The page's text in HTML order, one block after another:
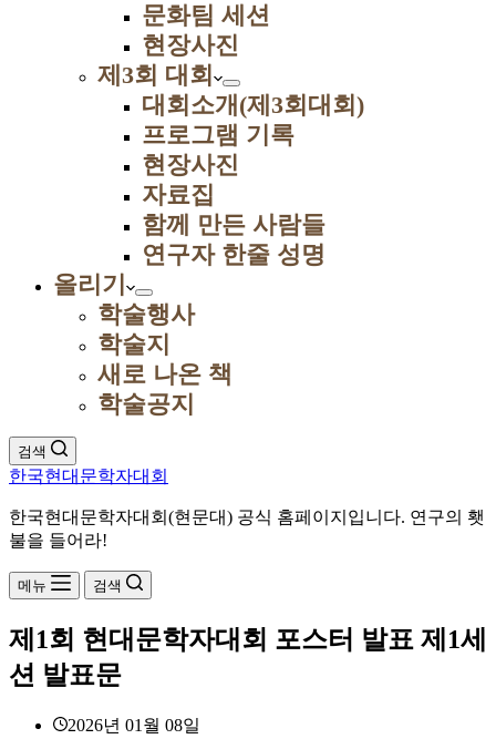
문화팀 세션
현장사진
제3회 대회
대회소개(제3회대회)
프로그램 기록
현장사진
자료집
함께 만든 사람들
연구자 한줄 성명
올리기
학술행사
학술지
새로 나온 책
학술공지
검색
한국현대문학자대회
한국현대문학자대회(현문대) 공식 홈페이지입니다. 연구의 횃
불을 들어라!
메뉴 검색
제1회 현대문학자대회 포스터 발표 제1세
션 발표문
2026년 01월 08일